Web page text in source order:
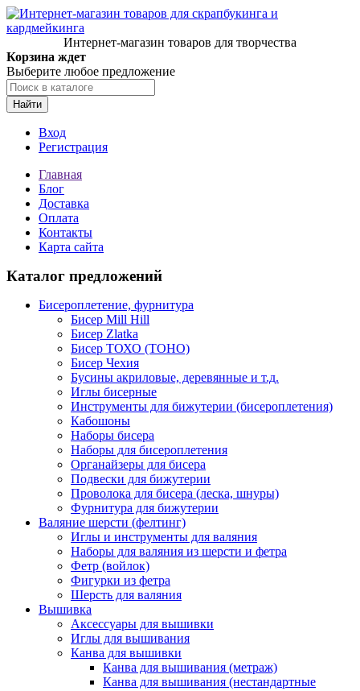
Интернет-магазин товаров для творчества
Корзина ждет
Выберите любое предложение
Найти
Вход
Регистрация
Главная
Блог
Доставка
Оплата
Контакты
Карта сайта
Каталог предложений
Бисероплетение, фурнитура
Бисер Mill Hill
Бисер Zlatka
Бисер ТОХО (TOHO)
Бисер Чехия
Бусины акриловые, деревянные и т.д.
Иглы бисерные
Инструменты для бижутерии (бисероплетения)
Кабошоны
Наборы бисера
Наборы для бисероплетения
Органайзеры для бисера
Подвески для бижутерии
Проволока для бисера (леска, шнуры)
Фурнитура для бижутерии
Валяние шерсти (фелтинг)
Иглы и инструменты для валяния
Наборы для валяния из шерсти и фетра
Фетр (войлок)
Фигурки из фетра
Шерсть для валяния
Вышивка
Аксессуары для вышивки
Иглы для вышивания
Канва для вышивки
Канва для вышивания (метраж)
Канва для вышивания (нестандартные